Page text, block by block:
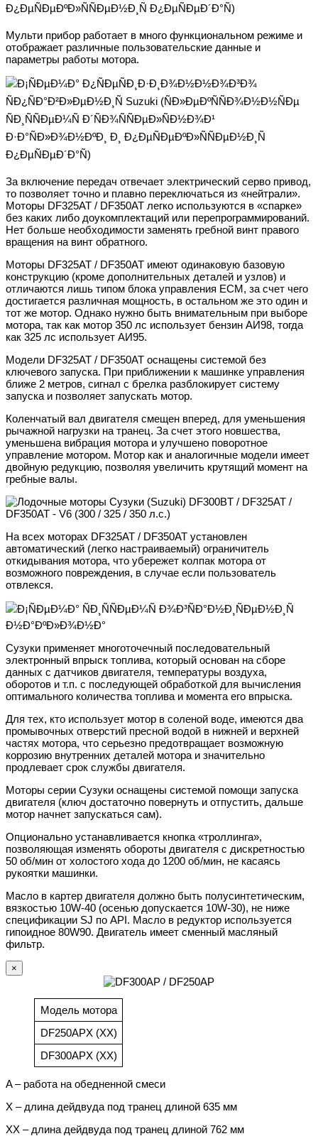
Мульти прибор работает в много функциональном режиме и
отображает различные пользовательские данные и
параметры работы мотора.
За включение передач отвечает электрический серво привод,
то позволяет точно и плавно переключаться из «нейтрали».
Моторы DF325AT / DF350AT легко используются в «спарке»
без каких либо доукомплектаций или перепрограммирований.
Нет больше необходимости заменять гребной винт правого
вращения на винт обратного.
Моторы DF325AT / DF350AT имеют одинаковую базовую
конструкцию (кроме дополнительных деталей и узлов) и
отличаются лишь типом блока управления ЕСМ, за счет чего
достигается различная мощность, в остальном же это один и
тот же мотор. Однако нужно быть внимательным при выборе
мотора, так как мотор 350 лс использует бензин АИ98, тогда
как 325 лс использует АИ95.
Модели DF325AT / DF350AT оснащены системой без
ключевого запуска. При приближении к машинке управления
ближе 2 метров, сигнал с брелка разблокирует систему
запуска и позволяет запускать мотор.
Коленчатый вал двигателя смещен вперед, для уменьшения
рычажной нагрузки на транец. За счет этого новшества,
уменьшена вибрация мотора и улучшено поворотное
управление мотором. Мотор как и аналогичные модели имеет
двойную редукцию, позволяя увеличить крутящий момент на
гребные валы.
На всех моторах DF325AT / DF350AT установлен
автоматический (легко настраиваемый) ограничитель
откидывания мотора, что убережет колпак мотора от
возможного повреждения, в случае если пользователь
отвлекся.
Сузуки применяет многоточечный последовательный
электронный впрыск топлива, который основан на сборе
данных с датчиков двигателя, температуры воздуха,
оборотов и т.п. с последующей обработкой для вычисления
оптимального количества топлива и момента его впрыска.
Для тех, кто использует мотор в соленой воде, имеются два
промывочных отверстий пресной водой в нижней и верхней
частях мотора, что серьезно предотвращает возможную
коррозию внутренних деталей мотора и значительно
продлевает срок службы двигателя.
Моторы серии Сузуки оснащены системой помощи запуска
двигателя (ключ достаточно повернуть и отпустить, дальше
мотор начнет запускаться сам).
Опционально устанавливается кнопка «троллинга»,
позволяющая изменять обороты двигателя с дискретностью
50 об/мин от холостого хода до 1200 об/мин, не касаясь
рукоятки машинки.
Масло в картер двигателя должно быть полусинтетическим,
вязкостью 10W-40 (осенью допускается 10W-30), не ниже
спецификации SJ по API. Масло в редуктор используется
гипоидное 80W90. Двигатель имеет сменный масляный
фильтр.
×
Модель мотора
DF250APX (XX)
DF300APX (XX)
A – работа на обедненной смеси
X – длина дейдвуда под транец длиной 635 мм
XX – длина дейдвуда под транец длиной 762 мм